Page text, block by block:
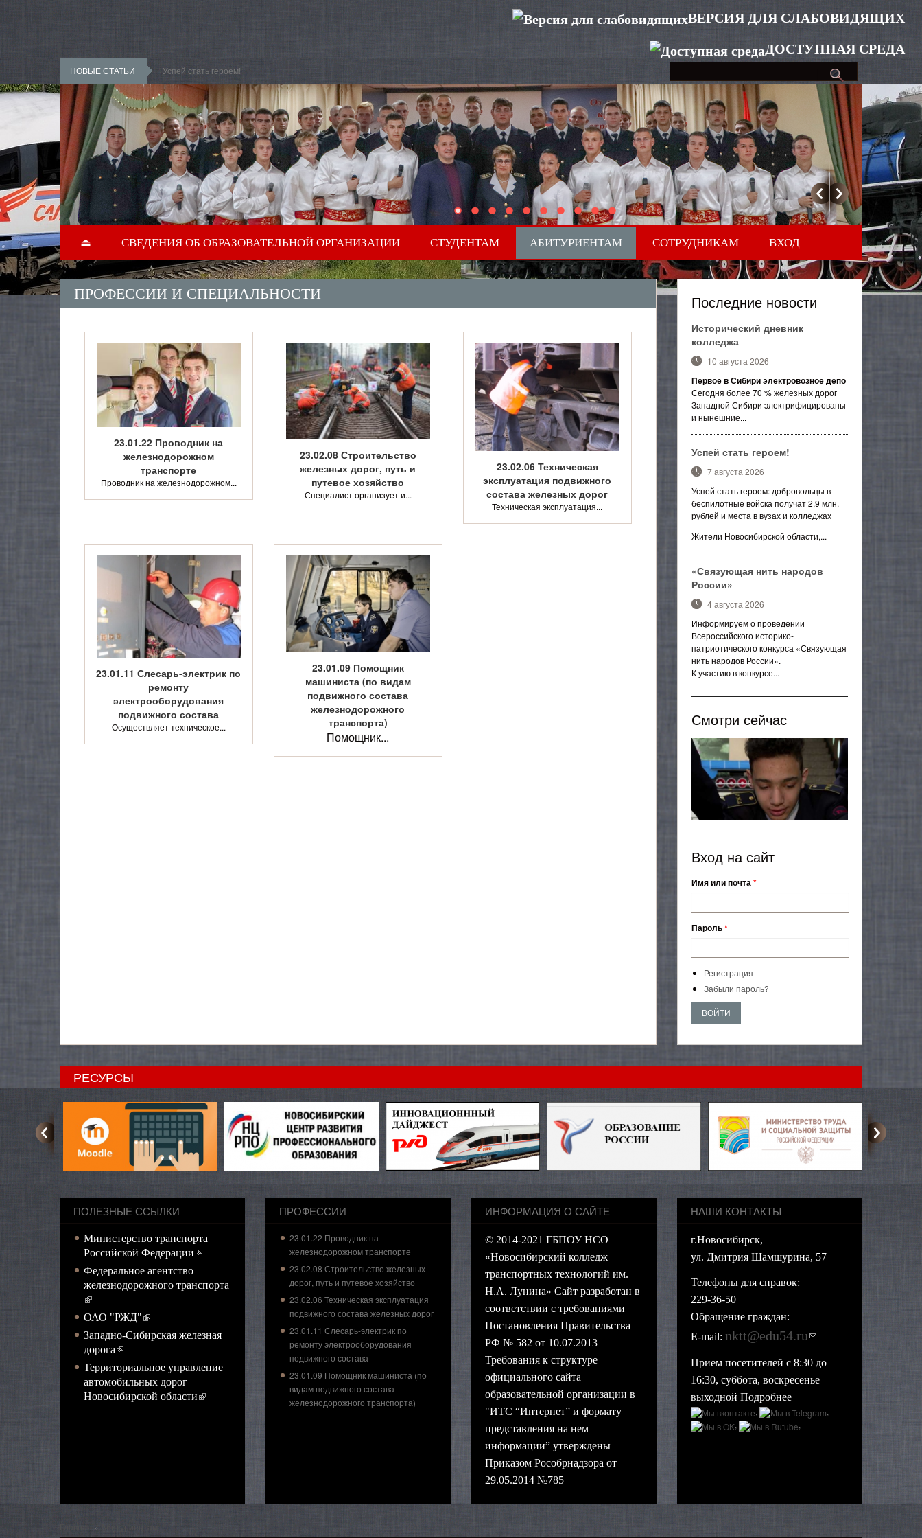
Перейти к основному содержанию
ВЕРСИЯ ДЛЯ СЛАБОВИДЯЩИХ
ДОСТУПНАЯ СРЕДА
НОВЫЕ СТАТЬИ Успей стать героем!
⏏ СВЕДЕНИЯ ОБ ОБРАЗОВАТЕЛЬНОЙ ОРГАНИЗАЦИИ СТУДЕНТАМ АБИТУРИЕНТАМ СОТРУДНИКАМ ВХОД
ПРОФЕССИИ И СПЕЦИАЛЬНОСТИ
23.01.22 Проводник на
железнодорожном
транспорте
Проводник на железнодорожном...
23.02.08 Строительство
железных дорог, путь и
путевое хозяйство
Специалист организует и...
23.02.06 Техническая
эксплуатация подвижного
состава железных дорог
Техническая эксплуатация...
23.01.11 Слесарь-электрик по
ремонту
электрооборудования
подвижного состава
Осуществляет техническое...
23.01.09 Помощник
машиниста (по видам
подвижного состава
железнодорожного
транспорта)
Помощник...
Последние новости
Исторический дневник
колледжа
10 августа 2026
Первое в Сибири электровозное депо
Сегодня более 70 % железных дорог
Западной Сибири электрифицированы
и нынешние...
Успей стать героем!
7 августа 2026
Успей стать героем: добровольцы в
беспилотные войска получат 2,9 млн.
рублей и места в вузах и колледжах
Жители Новосибирской области,...
«Связующая нить народов
России»
4 августа 2026
Информируем о проведении
Всероссийского историко-
патриотического конкурса «Связующая
нить народов России».
К участию в конкурсе...
Смотри сейчас
Вход на сайт
Имя или почта *
Пароль*
Регистрация
Забыли пароль?
РЕСУРСЫ
ПОЛЕЗНЫЕ ССЫЛКИ
Министерство транспорта
Российской Федерации(внешняя ссылка)
Федеральное агентство
железнодорожного транспорта
(внешняя ссылка)
ОАО "РЖД"(внешняя ссылка)
Западно-Сибирская железная
дорога(внешняя ссылка)
Территориальное управление
автомобильных дорог
Новосибирской области(внешняя ссылка)
ПРОФЕССИИ
23.01.22 Проводник на
железнодорожном транспорте
23.02.08 Строительство железных
дорог, путь и путевое хозяйство
23.02.06 Техническая эксплуатация
подвижного состава железных дорог
23.01.11 Слесарь-электрик по
ремонту электрооборудования
подвижного состава
23.01.09 Помощник машиниста (по
видам подвижного состава
железнодорожного транспорта)
ИНФОРМАЦИЯ О САЙТЕ
© 2014-2021 ГБПОУ НСО
«Новосибирский колледж
транспортных технологий им.
Н.А. Лунина» Сайт разработан в
соответствии с требованиями
Постановления Правительства
РФ № 582 от 10.07.2013
Требования к структуре
официального сайта
образовательной организации в
"ИТС “Интернет” и формату
представления на нем
информации” утверждены
Приказом Рособрнадзора от
29.05.2014 №785
НАШИ КОНТАКТЫ
г.Новосибирск,
ул. Дмитрия Шамшурина, 57
Телефоны для справок:
229-36-50
Обращение граждан:
E-mail: nktt@edu54.ru(ссылка для
отправки email)
Прием посетителей с 8:30 до
16:30, суббота, воскресенье —
выходной Подробнее
,
,
,
,
Вы здесь
Главная » Вернуться в начало